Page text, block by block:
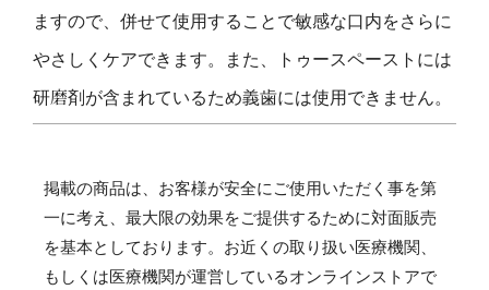
ますので、併せて使用することで敏感な口内をさらに
やさしくケアできます。また、トゥースペーストには
研磨剤が含まれているため義歯には使用できません。
掲載の商品は、お客様が安全にご使用いただく事を第
一に考え、最大限の効果をご提供するために対面販売
を基本としております。お近くの取り扱い医療機関、
もしくは医療機関が運営しているオンラインストアで